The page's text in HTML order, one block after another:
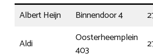
Albert Heijn
Binnendoor 4
Aldi
Oosterheemplein
403